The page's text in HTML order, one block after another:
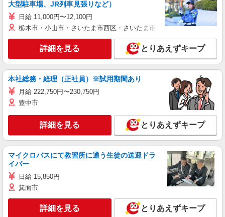
大型駐車場、JR列車見張りなど）
日給 11,000円〜12,100円
栃木市・小山市・さいたま市西区・さいたま市岩槻区・久喜市・蓮田
詳細を見る とりあえずキープ
本社総務・経理（正社員）※試用期間あり
月給 222,750円〜230,750円
豊中市
詳細を見る とりあえずキープ
マイクロバスにて教習所に通う生徒の送迎ドラ
イバー
日給 15,850円
箕面市
詳細を見る とりあえずキープ